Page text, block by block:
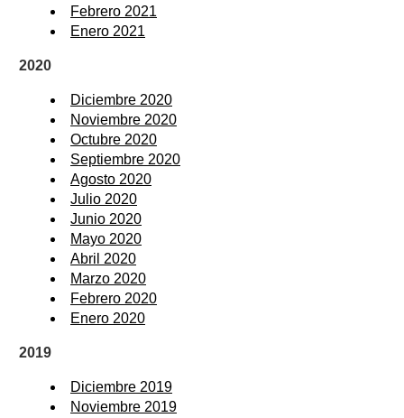
Febrero 2021
Enero 2021
2020
Diciembre 2020
Noviembre 2020
Octubre 2020
Septiembre 2020
Agosto 2020
Julio 2020
Junio 2020
Mayo 2020
Abril 2020
Marzo 2020
Febrero 2020
Enero 2020
2019
Diciembre 2019
Noviembre 2019